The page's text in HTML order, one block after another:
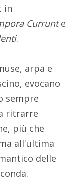
in
Currunte
.
arpa e
evocano
sempre
ritrarre
più che
all'ultima
delle